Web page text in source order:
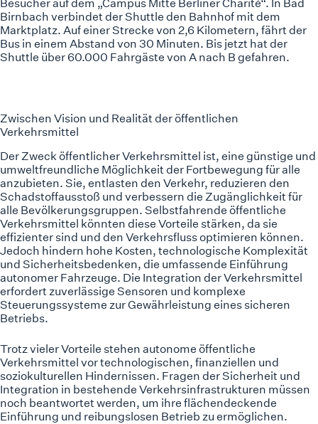
Besucher auf dem „Campus Mitte Berliner Charité“. In Bad
Birnbach verbindet der Shuttle den Bahnhof mit dem
Marktplatz. Auf einer Strecke von 2,6 Kilometern, fährt der
Bus in einem Abstand von 30 Minuten. Bis jetzt hat der
Shuttle über 60.000 Fahrgäste von A nach B gefahren.
Zwischen Vision und Realität der öffentlichen
Verkehrsmittel
Der Zweck öffentlicher Verkehrsmittel ist, eine günstige und
umweltfreundliche Möglichkeit der Fortbewegung für alle
anzubieten. Sie, entlasten den Verkehr, reduzieren den
Schadstoffausstoß und verbessern die Zugänglichkeit für
alle Bevölkerungsgruppen. Selbstfahrende öffentliche
Verkehrsmittel könnten diese Vorteile stärken, da sie
effizienter sind und den Verkehrsfluss optimieren können.
Jedoch hindern hohe Kosten, technologische Komplexität
und Sicherheitsbedenken, die umfassende Einführung
autonomer Fahrzeuge. Die Integration der Verkehrsmittel
erfordert zuverlässige Sensoren und komplexe
Steuerungssysteme zur Gewährleistung eines sicheren
Betriebs.
Trotz vieler Vorteile stehen autonome öffentliche
Verkehrsmittel vor technologischen, finanziellen und
soziokulturellen Hindernissen. Fragen der Sicherheit und
Integration in bestehende Verkehrsinfrastrukturen müssen
noch beantwortet werden, um ihre flächendeckende
Einführung und reibungslosen Betrieb zu ermöglichen.